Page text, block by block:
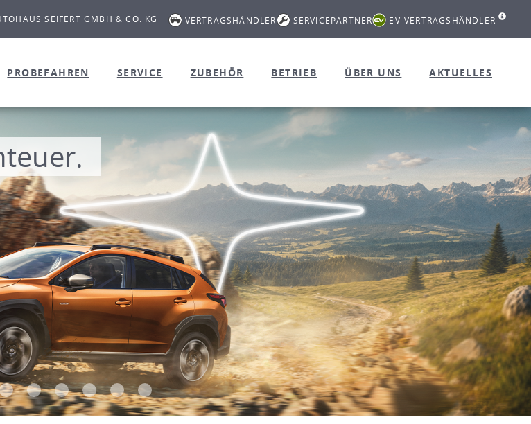
SEIFERT GMBH & CO. KG VERTRAGSHÄNDLER SERVICEPARTNER EV-VERTRAGSHÄNDLER
PROBEFAHREN SERVICE ZUBEHÖR BETRIEB ÜBER UNS AKTUELLES